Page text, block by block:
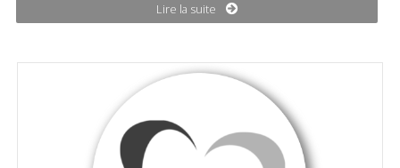
Lire la suite